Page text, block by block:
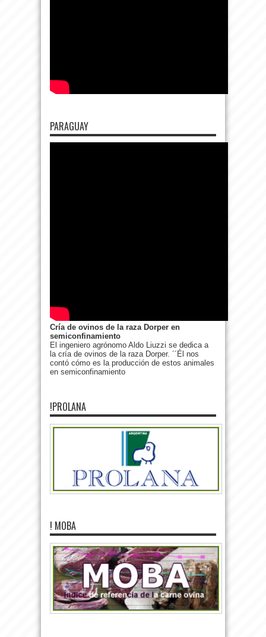
PARAGUAY
Cría de ovinos de la raza Dorper en
semiconfinamiento
El ingeniero agrónomo Aldo Liuzzi se dedica a
la cría de ovinos de la raza Dorper. ´´Él nos
contó cómo es la producción de estos animales
en semiconfinamiento
!PROLANA
! MOBA